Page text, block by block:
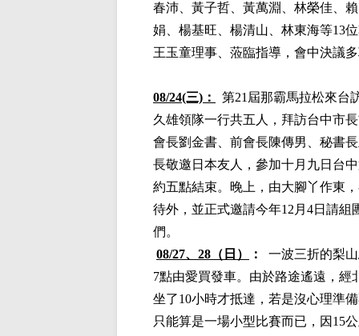
春沛 、黃子哲、黃萬淵、林榮佳、
娟、楊基旺、楊清山、林東海等13
王玉童理事、蒞臨指導，會中決議
08/24(三)：
第21屆那霸馬拉松來台
久雄領隊一行共五人，拜訪台中市
會長劉金書、前會長陳傳男、秘書
長敬邀日本友人，參加十月九日台
約五點結束。晚上，由大腳丫作東
待外，並正式邀請今年12月4日請
們。
08/27、28（日）
： 一波三折的梨
7點由愛買發車。由於路途遙遠，
坐了10小時才抵達，若是沒心理準
只能算是一場小型比賽而已，因15